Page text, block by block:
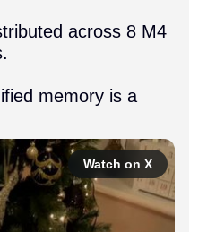
across 8 M4
memory is a
Watch on X